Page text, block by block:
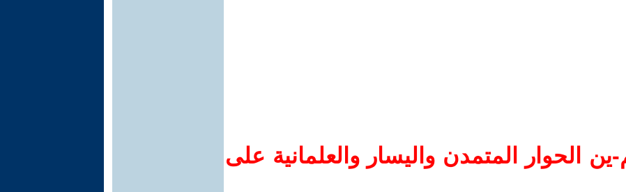
الحوار المتمدن واليسار والعلمانية على